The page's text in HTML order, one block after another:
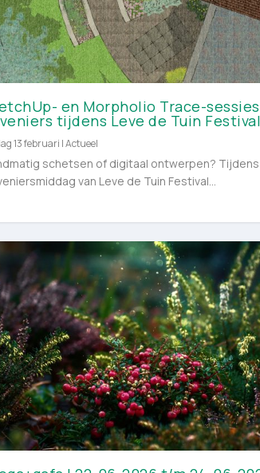
en Morpholio Trace-
tijdens Leve de Tuin
13 februari |Actueel
schetsen of digitaal ontwerpen?
van Leve de Tuin Festival...